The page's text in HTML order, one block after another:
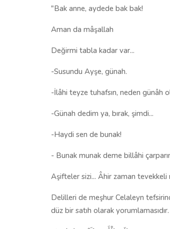
"Bak anne, aydede bak bak!
Aman da mâşallah
Değirmi tabla kadar var...
-Susundu Ayşe, günah.
-İlâhi teyze tuhafsın, neden günâh
-Günah dedim ya, bırak, şimdi...
-Haydi sen de bunak!
- Bunak munak deme billâhi
Aşifteler sizi... Âhir zaman tevekkeli
Delilleri de meşhur Celaleyn
düz bir satıh olarak